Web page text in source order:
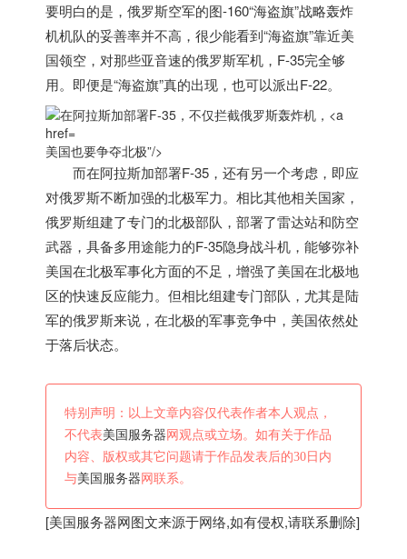
要明白的是，俄罗斯空军的图-160“海盗旗”战略轰炸
机机队的妥善率并不高，很少能看到“海盗旗”靠近美
国领空，对那些亚音速的俄罗斯军机，F-35完全够
用。即便是“海盗旗”真的出现，也可以派出F-22。
美国也要争夺北极”/>
而在阿拉斯加部署F-35，还有另一个考虑，即应
对俄罗斯不断加强的北极军力。相比其他相关国家，
俄罗斯组建了专门的北极部队，部署了雷达站和防空
武器，具备多用途能力的F-35隐身战斗机，能够弥补
美国在北极军事化方面的不足，增强了美国在北极地
区的快速反应能力。但相比组建专门部队，尤其是陆
军的俄罗斯来说，在北极的军事竞争中， 美国依然处
于落后状态。
特别声明：以上文章内容仅代表作者本人观点，
不代表美国服务器 网观点或立场。如有关于作品
内容、版权或其它问题请于作品发表后的30日内
与美国服务器 网联系。
[美国服务器网图文来源于网络,如有侵权,请联系删除]